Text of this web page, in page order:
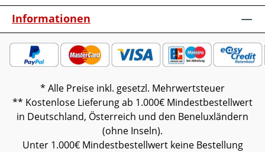
graphitgrau - Stoff Challanger anthrazit
13206 Lackauswahl: samtgrau /
graphitgrauSonderlängenBettbreiteLED-
Unterbaubeleuchtung LuckyLine mit
BewegungssensorMöbel ist zerlegt (Montage
verschiedenen Bildschirmen abweichen. Deko
oder andere Beimöbel sind nicht enthalten.
Abbildung kann abweichen.
Informationen
* Alle Preise inkl. gesetzl. Mehrwertsteuer
** Kostenlose Lieferung ab 1.000€ Mindestbestellwert
in Deutschland, Österreich und den Beneluxländern
(ohne Inseln).
Unter 1.000€ Mindestbestellwert keine Bestellung